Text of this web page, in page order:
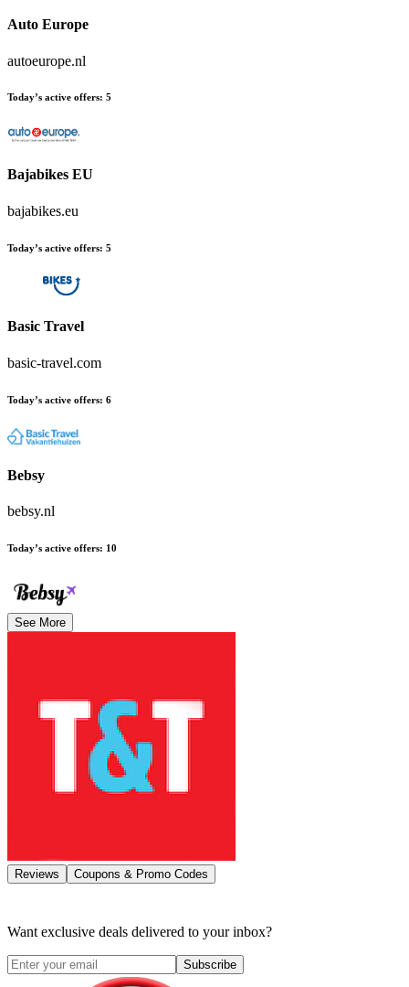
Auto Europe
autoeurope.nl
Today’s active offers: 5
Bajabikes EU
bajabikes.eu
Today’s active offers: 5
Basic Travel
basic-travel.com
Today’s active offers: 6
Bebsy
bebsy.nl
Today’s active offers: 10
See More
Reviews Coupons & Promo Codes
Want exclusive deals delivered to your inbox?
Subscribe